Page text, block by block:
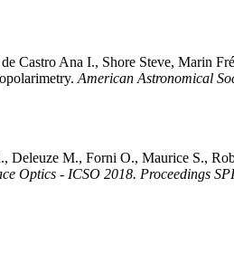
Castro Ana I., Shore Steve, Marin
. American Astronomical
, Deleuze M., Forni O., Maurice S.,
Optics - ICSO 2018. Proceedings